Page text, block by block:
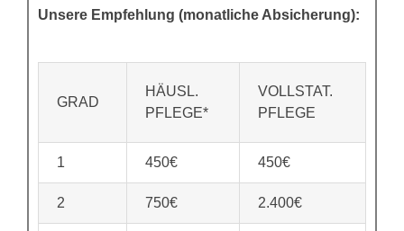
Unsere Empfehlung (monatliche Absicherung):
GRAD
HÄUSL.
PFLEGE*
VOLLSTAT.
PFLEGE
1 450€ 450€
2 750€ 2.400€